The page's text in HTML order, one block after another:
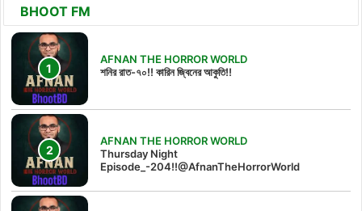
BHOOT FM
AFNAN THE HORROR WORLD
শনির রাত-৭০!! কারিন জ্বিনের আকুতি!!
AFNAN THE HORROR WORLD
Thursday Night
Episode_-204!!@AfnanTheHorrorWorld